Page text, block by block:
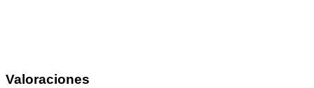
Valoraciones